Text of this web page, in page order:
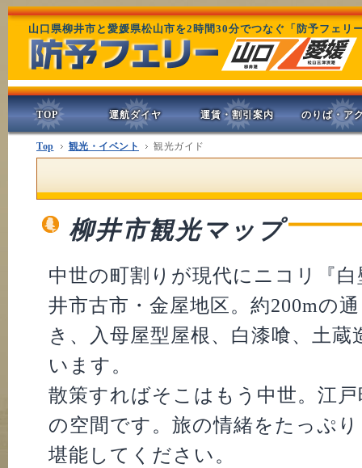
山口県柳井市と愛媛県松山市を2時間30分でつなぐ「防予フェリ
TOP 運航ダイヤ 運賃・割引案内 のりば・ア
Top 観光・イベント 観光ガイド
柳井市観光マップ
中世の町割りが現代にニコリ『
井市古市・金屋地区。約200mの
き、入母屋型屋根、白漆喰、土
います。
散策すればそこはもう中世。江
の空間です。旅の情緒をたっぷ
堪能してください。